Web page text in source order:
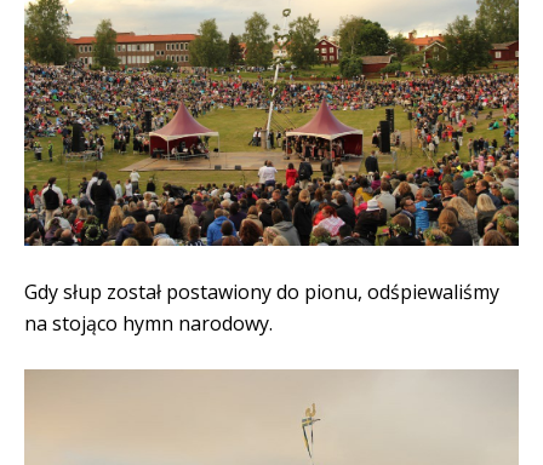
Gdy słup został postawiony do pionu, odśpiewaliśmy
na stojąco hymn narodowy.